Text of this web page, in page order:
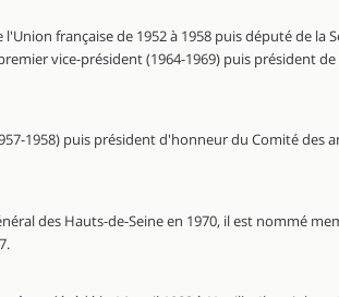
l'Union française de 1952 à 1958 puis député de la
vice-président (1964-1969) puis président
1958) puis président d'honneur du Comité des
des Hauts-de-Seine en 1970, il est nommé